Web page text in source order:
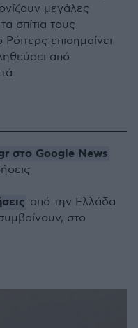
μεγάλες
σπίτια τους
επισημαίνει
από
στο Google News
από την Ελλάδα
στο